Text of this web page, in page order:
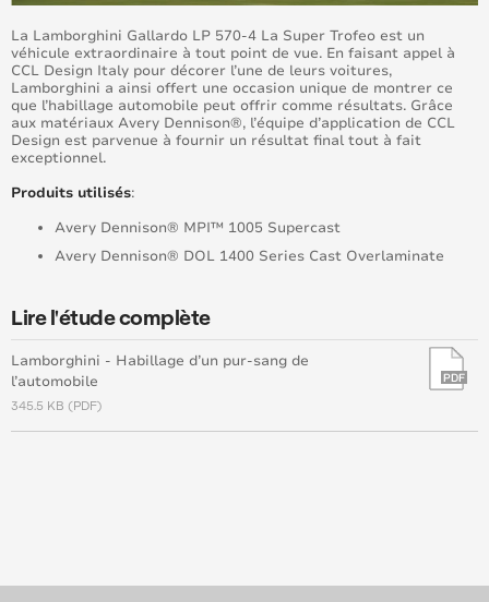
La Lamborghini Gallardo LP 570-4 La Super Trofeo est un
véhicule extraordinaire à tout point de vue. En faisant appel à
CCL Design Italy pour décorer l’une de leurs voitures,
Lamborghini a ainsi offert une occasion unique de montrer ce
que l’habillage automobile peut offrir comme résultats. Grâce
aux matériaux Avery Dennison®, l’équipe d’application de CCL
Design est parvenue à fournir un résultat final tout à fait
exceptionnel.
Produits utilisés:
Avery Dennison® MPI™ 1005 Supercast
Avery Dennison® DOL 1400 Series Cast Overlaminate
Lire l'étude complète
Lamborghini - Habillage d’un pur-sang de
l’automobile
345.5 KB (PDF)